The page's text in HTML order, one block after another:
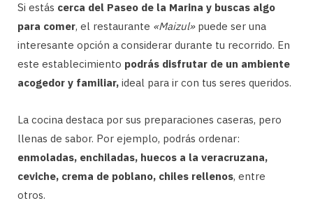
Si estás cerca del Paseo de la Marina y buscas algo
para comer, el restaurante «Maizul»puede ser una
interesante opción a considerar durante tu recorrido. En
este establecimiento podrás disfrutar de un ambiente
acogedor y familiar, ideal para ir con tus seres queridos.
La cocina destaca por sus preparaciones caseras, pero
llenas de sabor. Por ejemplo, podrás ordenar:
enmoladas, enchiladas, huecos a la veracruzana,
ceviche, crema de poblano, chiles rellenos, entre
otros.